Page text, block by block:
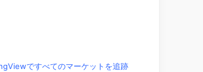
ですべてのマーケットを追跡